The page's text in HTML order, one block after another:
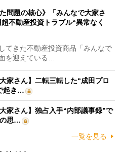
問題の核心》「みんなで大家さ
不動産投資トラブル“異常なく
てきた不動産投資商品「みんなで
を迎えている…
家さん】二転三転した“成田プロ
起き…
家さん】独占入手“内部議事録”で
の思…
一覧を見る